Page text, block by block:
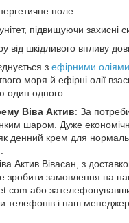
поле
підвищуючи захисні
від шкідливого впливу
з ефірними оліями
моря й ефірні олії
один одного.
Віва Актив: За
шаром. Дуже
денний крем для
Актив Вівасан, з
зробити замовлення на
або
телефонів і наш